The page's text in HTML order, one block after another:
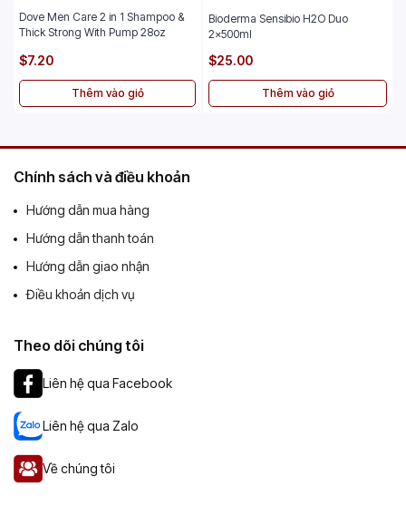
Dove Men Care 2 in 1 Shampoo &
Thick Strong With Pump 28oz
$7.20
Thêm vào giỏ
Bioderma Sensibio H2O Duo
2x500ml
$25.00
Thêm vào giỏ
Chính sách và điều khoản
Hướng dẫn mua hàng
Hướng dẫn thanh toán
Hướng dẫn giao nhận
Điều khoản dịch vụ
Theo dõi chúng tôi
Liên hệ qua Facebook
Liên hệ qua Zalo
Về chúng tôi